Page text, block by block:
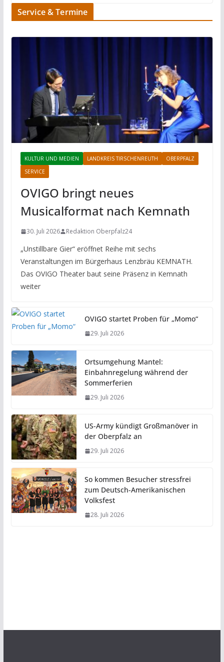
Service & Termine
KULTUR UND MEDIEN LANDKREIS TIRSCHENREUTH
OBERPFALZ
SERVICE
OVIGO bringt neues
Musicalformat nach Kemnath
30. Juli 2026 Redaktion Oberpfalz24
„Unstillbare Gier“ eröffnet Reihe mit sechs
Veranstaltungen im Bürgerhaus Lenzbräu KEMNATH.
Das OVIGO Theater baut seine Präsenz in Kemnath
weiter
OVIGO startet Proben für „Momo“
29. Juli 2026
Ortsumgehung Mantel:
Einbahnregelung während der
Sommerferien
29. Juli 2026
US-Army kündigt Großmanöver in
der Oberpfalz an
29. Juli 2026
So kommen Besucher stressfrei
zum Deutsch-Amerikanischen
Volksfest
28. Juli 2026